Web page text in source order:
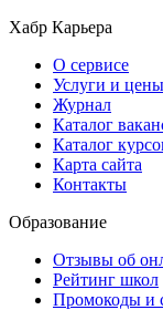
Хабр Карьера
О сервисе
Услуги и цены
Журнал
Каталог
Каталог
Карта сайта
Контакты
Образование
Отзывы об
Рейтинг школ
Промокоды и